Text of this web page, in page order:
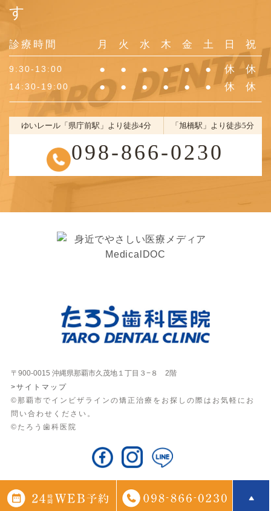
す
診療時間 月 火 水 木 金 土 日 祝
9:30-13:00 ● ● ● ● ● ● 休 休
14:30-19:00 ● ● ● ● ● ● 休 休
ゆいレール「県庁前駅」より徒歩4分 「旭橋駅」より徒歩5分
098-866-0230
〒900-0015 沖縄県那覇市久茂地１丁目３−８ 2階
>サイトマップ
©那覇市でインビザラインの矯正治療をお探しの際はお気軽にお
問い合わせください。
©たろう歯科医院